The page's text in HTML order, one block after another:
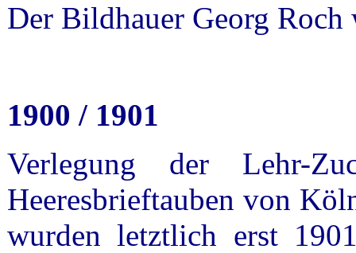
Der Bildhauer Georg Roch
1900 / 1901
Verlegung der Lehr-
Heeresbrieftauben von
wurden letztlich erst